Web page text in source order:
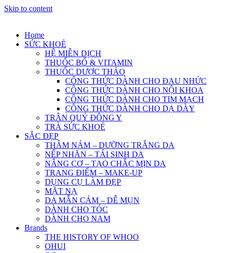
Skip to content
Home
SỨC KHOẺ
HỆ MIỄN DỊCH
THUỐC BỔ & VITAMIN
THUỐC DƯỢC THẢO
CÔNG THỨC DÀNH CHO ĐAU NHỨC
CÔNG THỨC DÀNH CHO NỘI KHOA
CÔNG THỨC DÀNH CHO TIM MẠCH
CÔNG THỨC DÀNH CHO DẠ DÀY
TRÂN QUÝ ĐÔNG Y
TRÀ SỨC KHOẺ
SẮC ĐẸP
THÂM NÁM – DƯỠNG TRẮNG DA
NẾP NHĂN – TÁI SINH DA
NÂNG CƠ – TẠO CHẮC MỊN DA
TRANG ĐIỂM – MAKE-UP
DỤNG CỤ LÀM ĐẸP
MẶT NẠ
DA MẪN CẢM – DỄ MỤN
DÀNH CHO TÓC
DÀNH CHO NAM
Brands
THE HISTORY OF WHOO
OHUI